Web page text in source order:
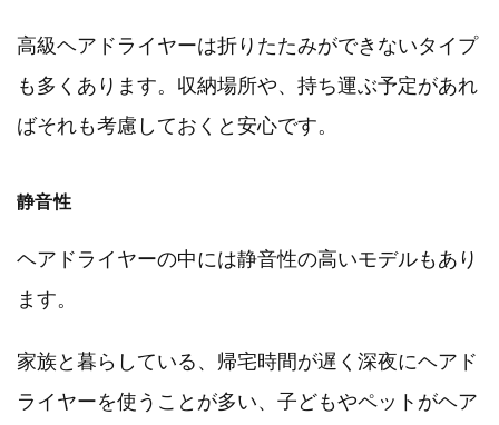
高級ヘアドライヤーは折りたたみができないタイプ
も多くあります。収納場所や、持ち運ぶ予定があれ
ばそれも考慮しておくと安心です。
静音性
ヘアドライヤーの中には静音性の高いモデルもあり
ます。
家族と暮らしている、帰宅時間が遅く深夜にヘアド
ライヤーを使うことが多い、子どもやペットがヘア